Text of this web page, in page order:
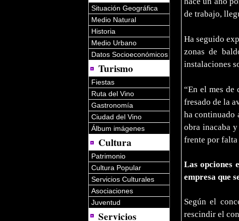
Situación Geográfica
Medio Natural
Historia
Medio Urbano
Datos Socioeconómicos
Turismo
Fiestas
Ruta del Vino
Gastronomía
Ciudad del Vino
Álbum imágenes
Cultura
Patrimonio
Cultura Popular
Servicios Culturales
Asociaciones
Juventud
Servicios
de trabajo,
Ha seguido
zonas de
instalaciones
“En el mes de
fresado de la
ha continuado
obra inacaba
frente por
Las opciones
empresa que
Según el
rescindir el